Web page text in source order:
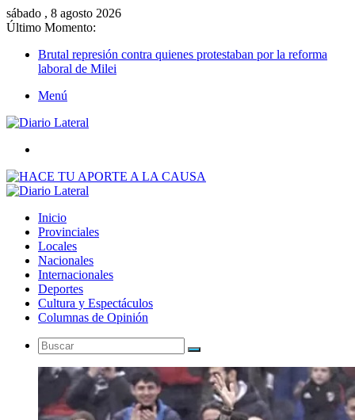
sábado , 8 agosto 2026
Último Momento:
Brutal represión contra quienes protestaban por la reforma
laboral de Milei
Menú
Inicio
Provinciales
Locales
Nacionales
Internacionales
Deportes
Cultura y Espectáculos
Columnas de Opinión
Buscar